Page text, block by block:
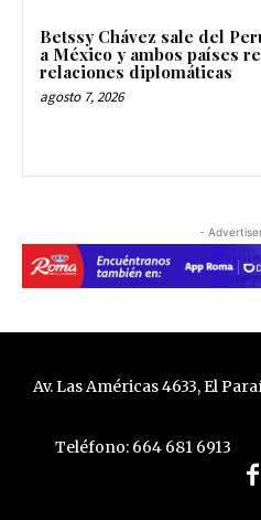
Betssy Chávez sale del
a México y ambos países
relaciones diplomáticas
agosto 7, 2026
-
Av. Las Américas 4633, El
Teléfono: 664 681 6913